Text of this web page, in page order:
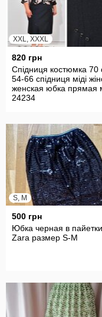
XXL, XXXL
820 грн
Спідниця костюмка 70
54-66 спідниця міді
женская юбка прямая
24234
S, M
500 грн
Юбка черная в пайетки
Zara размер S-M